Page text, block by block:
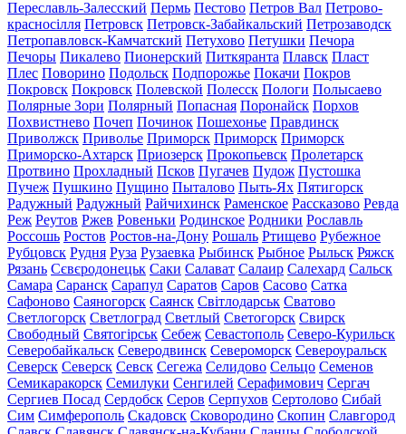
Переславль-Залесский Пермь Пестово Петров Вал Петрово-
красносілля Петровск Петровск-Забайкальский Петрозаводск
Петропавловск-Камчатский Петухово Петушки Печора
Печоры Пикалево Пионерский Питкяранта Плавск Пласт
Плес Поворино Подольск Подпорожье Покачи Покров
Покровск Покровск Полевской Полесск Пологи Полысаево
Полярные Зори Полярный Попасная Поронайск Порхов
Похвистнево Почеп Починок Пошехонье Правдинск
Приволжск Приволье Приморск Приморск Приморск
Приморско-Ахтарск Приозерск Прокопьевск Пролетарск
Протвино Прохладный Псков Пугачев Пудож Пустошка
Пучеж Пушкино Пущино Пыталово Пыть-Ях Пятигорск
Радужный Радужный Райчихинск Раменское Рассказово Ревда
Реж Реутов Ржев Ровеньки Родинское Родники Рославль
Россошь Ростов Ростов-на-Дону Рошаль Ртищево Рубежное
Рубцовск Рудня Руза Рузаевка Рыбинск Рыбное Рыльск Ряжск
Рязань Сєвєродонецьк Саки Салават Салаир Салехард Сальск
Самара Саранск Сарапул Саратов Саров Сасово Сатка
Сафоново Саяногорск Саянск Світлодарськ Сватово
Светлогорск Светлоград Светлый Светогорск Свирск
Свободный Святогірськ Себеж Севастополь Северо-Курильск
Северобайкальск Северодвинск Североморск Североуральск
Северск Северск Севск Сегежа Селидово Сельцо Семенов
Семикаракорск Семилуки Сенгилей Серафимович Сергач
Сергиев Посад Сердобск Серов Серпухов Сертолово Сибай
Сим Симферополь Скадовск Сковородино Скопин Славгород